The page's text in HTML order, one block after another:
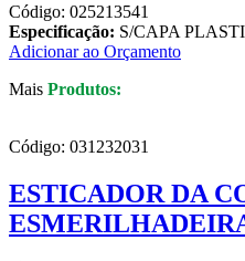
Código: 025213541
Especificação: S/CAPA
Adicionar ao Orçamento
Mais Produtos:
Código: 031232031
ESTICADOR DA